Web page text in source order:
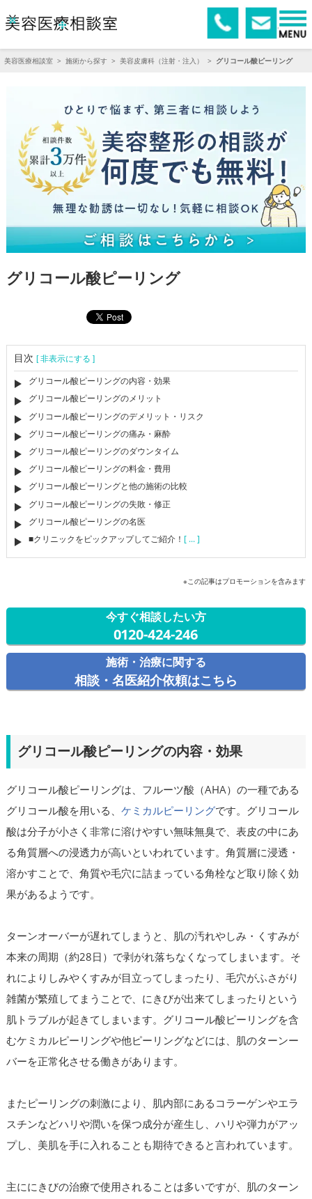
美容医療相談室 > 施術から探す > 美容皮膚科（注射・注入） > グリコール酸ピーリング
グリコール酸ピーリング
目次[ 非表示にする ]
グリコール酸ピーリングの内容・効果
グリコール酸ピーリングのメリット
グリコール酸ピーリングのデメリット・リスク
グリコール酸ピーリングの痛み・麻酔
グリコール酸ピーリングのダウンタイム
グリコール酸ピーリングの料金・費用
グリコール酸ピーリングと他の施術の比較
グリコール酸ピーリングの失敗・修正
グリコール酸ピーリングの名医
■クリニックをピックアップしてご紹介！ [ ... ]
※この記事はプロモーションを含みます
今すぐ相談したい方
0120-424-246
施術・治療に関する
相談・名医紹介依頼はこちら
グリコール酸ピーリングの内容・効果
グリコール酸ピーリングは、フルーツ酸（AHA）の一種である
グリコール酸を用いる、 ケミカルピーリングです。グリコール
酸は分子が小さく非常に溶けやすい無味無臭で、表皮の中にあ
る角質層への浸透力が高いといわれています。角質層に浸透・
溶かすことで、角質や毛穴に詰まっている角栓など取り除く効
果があるようです。
ターンオーバーが遅れてしまうと、肌の汚れやしみ・くすみが
本来の周期（約28日）で剥がれ落ちなくなってしまいます。そ
れによりしみやくすみが目立ってしまったり、毛穴がふさがり
雑菌が繁殖してまうことで、にきびが出来てしまったりという
肌トラブルが起きてしまいます。グリコール酸ピーリングを含
むケミカルピーリングや他ピーリングなどには、肌のターンー
バーを正常化させる働きがあります。
またピーリングの刺激により、肌内部にあるコラーゲンやエラ
スチンなどハリや潤いを保つ成分が産生し、ハリや弾力がアッ
プし、美肌を手に入れることも期待できると言われています。
主ににきびの治療で使用されることは多いですが、肌のターン